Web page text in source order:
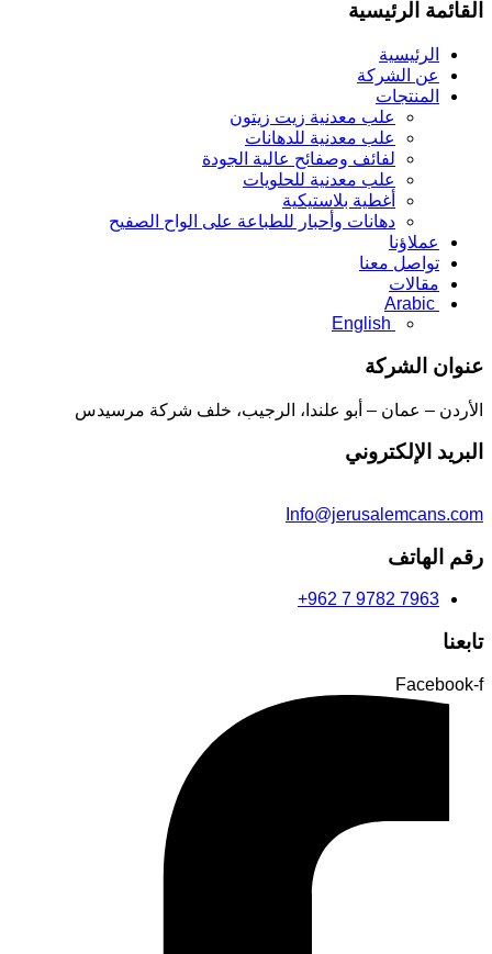
القائمة الرئيسية
الرئيسية
عن الشركة
المنتجات
علب معدنية زيت زيتون
علب معدنية للدهانات
لفائف وصفائح عالية الجودة
علب معدنية للحلويات
أغطية بلاستيكية
دهانات وأحبار للطباعة على الواح الصفيح
عملاؤنا
تواصل معنا
مقالات
Arabic
English
عنوان الشركة
الأردن – عمان – أبو علندا، الرجيب، خلف شركة مرسيدس
البريد الإلكتروني
Info@jerusalemcans.com
رقم الهاتف
+962 7 9782 7963
تابعنا
Facebook-f